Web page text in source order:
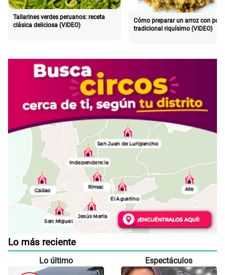
Tallarines verdes peruanos: receta
clásica deliciosa (VIDEO)
Cómo preparar un arroz con pollo
tradicional riquísimo (VIDEO)
Lo más reciente
Lo último Espectáculos